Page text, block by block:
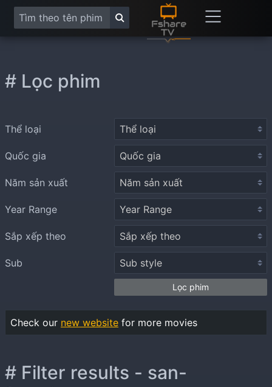
# Filter results - san-
# Lọc phim
Thể loại
Quốc gia
Năm sản xuất
Year Range
Sắp xếp theo
Sub
Lọc phim
Check our new website for more movies